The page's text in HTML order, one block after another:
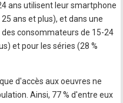
ans utilisent leur smartphone
ans et plus), et dans une
consommateurs de 15-24
et pour les séries (28 %
d'accès aux oeuvres ne
Ainsi, 77 % d'entre eux